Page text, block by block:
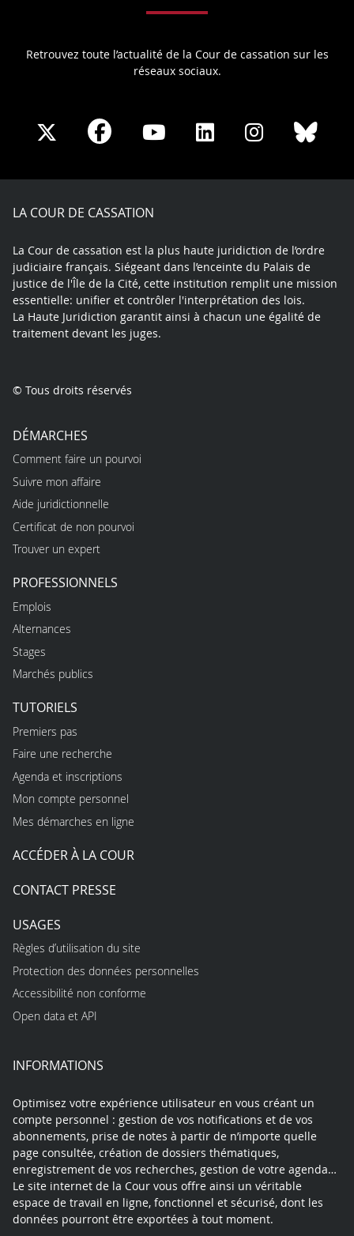
Retrouvez toute l’actualité de la Cour de cassation sur les
réseaux sociaux.
Share
X
Share
Facebook
Share
Youtube
Share
LinkedIn
Share
Instagram
LA COUR DE CASSATION
La Cour de cassation est la plus haute juridiction de l’ordre
judiciaire français. Siégeant dans l’enceinte du Palais de
justice de l'Île de la Cité, cette institution remplit une mission
essentielle: unifier et contrôler l'interprétation des lois.
La Haute Juridiction garantit ainsi à chacun une égalité de
traitement devant les juges.
© Tous droits réservés
DÉMARCHES
Comment faire un pourvoi
Suivre mon affaire
Aide juridictionnelle
Certificat de non pourvoi
Trouver un expert
PROFESSIONNELS
Emplois
Alternances
Stages
Marchés publics
TUTORIELS
Premiers pas
Faire une recherche
Agenda et inscriptions
Mon compte personnel
Mes démarches en ligne
ACCÉDER À LA COUR
CONTACT PRESSE
USAGES
Règles d’utilisation du site
Protection des données personnelles
Accessibilité non conforme
Open data et API
INFORMATIONS
Optimisez votre expérience utilisateur en vous créant un
compte personnel : gestion de vos notifications et de vos
abonnements, prise de notes à partir de n’importe quelle
page consultée, création de dossiers thématiques,
enregistrement de vos recherches, gestion de votre agenda…
Le site internet de la Cour vous offre ainsi un véritable
espace de travail en ligne, fonctionnel et sécurisé, dont les
données pourront être exportées à tout moment.